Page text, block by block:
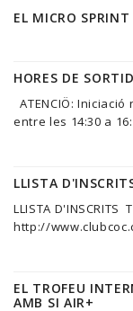
EL MICRO
HORES DE
ATENCIÖ:
entre les 14:30 a
LLISTA
LLISTA D'INSCRITS
http://
EL TROFEU
AMB SI AIR+